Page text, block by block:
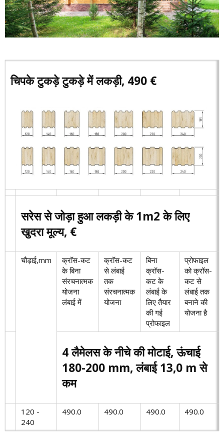
चिपके टुकड़े टुकड़े में लकड़ी, 490 €
सरेस से जोड़ा हुआ लकड़ी के 1m2 के लिए
खुदरा मूल्य, €
चौड़ाई,mm
क्रॉस-कट
के बिना
संरचनात्मक
योजना
लंबाई में
क्रॉस-कट
से लंबाई
तक
संरचनात्मक
योजना
बिना
क्रॉस-
कट के
लंबाई के
लिए तैयार
की गई
प्रोफाइल
प्रोफाइल
को क्रॉस-
कट से
लंबाई तक
बनाने की
योजना है
4 लैमेलस के नीचे की मोटाई, ऊंचाई
180-200 mm, लंबाई 13,0 m से
कम
120 -
240
490.0 490.0 490.0 490.0